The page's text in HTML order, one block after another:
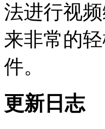
法进行视
来非常的
件。
更新日志